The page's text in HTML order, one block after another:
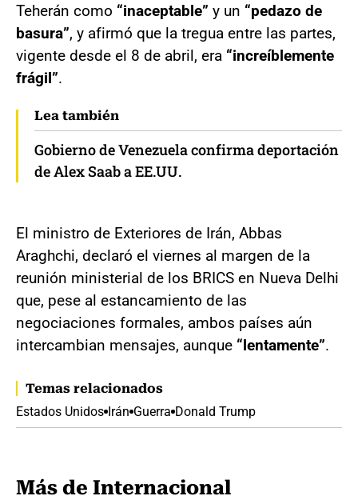
Teherán como “inaceptable” y un “pedazo de
basura”, y afirmó que la tregua entre las partes,
vigente desde el 8 de abril, era “increíblemente
frágil”.
Lea también
Gobierno de Venezuela confirma deportación
de Alex Saab a EE.UU.
El ministro de Exteriores de Irán, Abbas
Araghchi, declaró el viernes al margen de la
reunión ministerial de los BRICS en Nueva Delhi
que, pese al estancamiento de las
negociaciones formales, ambos países aún
intercambian mensajes, aunque “lentamente”.
Temas relacionados
Estados Unidos Irán Guerra Donald Trump
Más de Internacional